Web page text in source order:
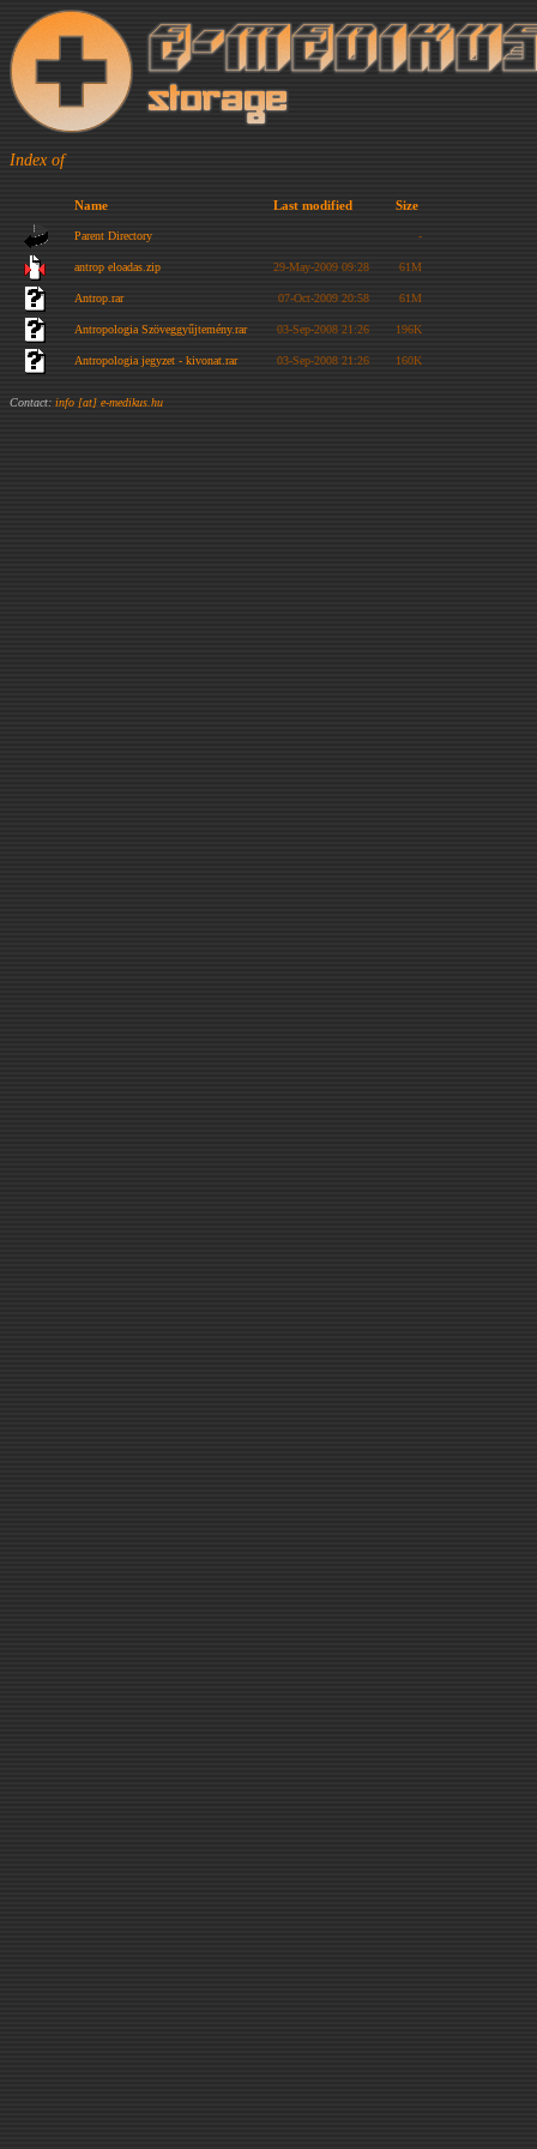
Index of
Name Last modified Size
Parent Directory -
antrop eloadas.zip 29-May-2009 09:28 61M
Antrop.rar 07-Oct-2009 20:58 61M
Antropologia Szöveggyűjtemény.rar 03-Sep-2008 21:26 196K
Antropologia jegyzet - kivonat.rar 03-Sep-2008 21:26 160K
Contact: info [at] e-medikus.hu